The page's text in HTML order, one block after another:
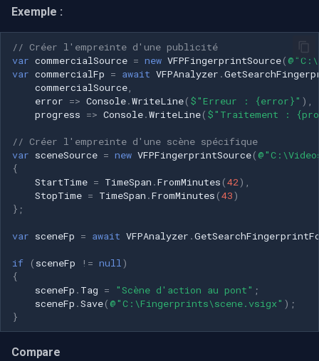
Exemple :
// Créer l'empreinte d'une publicité
var commercialSource = new VFPFingerprintSource(
var commercialFp = await VFPAnalyzer .
commercialSource
error => Console.WriteLine( $"Erreur : {error}" ),
progress => Console.WriteLine( $"Traitement :
// Créer l'empreinte d'une scène spécifique
var sceneSource = new VFPFingerprintSource(
{
StartTime = TimeSpan .FromMinutes (42),
StopTime = TimeSpan .FromMinutes (43)
};
var sceneFp = await VFPAnalyzer .
if ( sceneFp != null )
{
sceneFp . Tag = "Scène d'action au pont" ;
sceneFp .Save( @"C:\Fingerprints\scene.vsigx" );
}
Compare